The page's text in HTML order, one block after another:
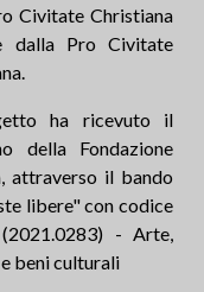
Civitate Christiana
dalla Pro Civitate
ha ricevuto il
della Fondazione
attraverso il bando
libere" con codice
- Arte,
beni culturali